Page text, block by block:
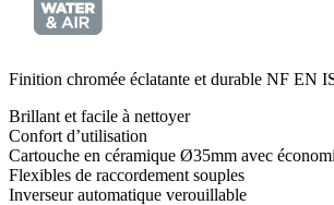
Finition chromée éclatante et durable NF EN
Brillant et facile à nettoyer
Confort d’utilisation
Cartouche en céramique Ø35mm avec
Flexibles de raccordement souples
Inverseur automatique verouillable